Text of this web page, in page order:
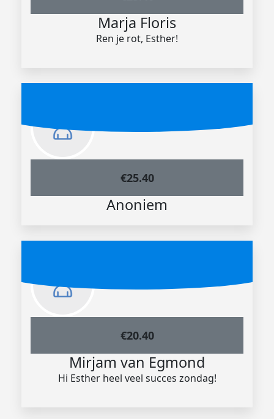
Marja Floris
Ren je rot, Esther!
€25.40
Anoniem
€20.40
Mirjam van Egmond
Hi Esther heel veel succes zondag!